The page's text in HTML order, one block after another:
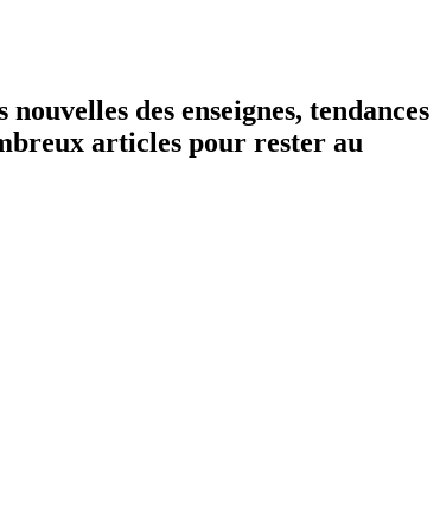
des enseignes, tendances
articles pour rester au